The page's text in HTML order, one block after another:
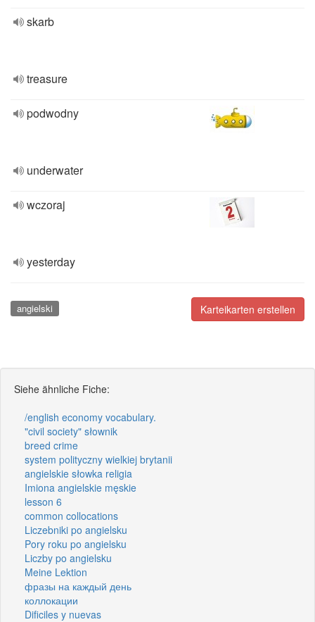
skarb
treasure
podwodny
underwater
wczoraj
yesterday
Karteikarten erstellen
angielski
Siehe ähnliche Fiche:
/english economy vocabulary.
"civil society" słownik
breed crime
system polityczny wielkiej brytanii
angielskie słowka religia
Imiona angielskie męskie
lesson 6
common collocations
Liczebniki po angielsku
Pory roku po angielsku
Liczby po angielsku
Meine Lektion
фразы на каждый день
коллокации
Dificiles y nuevas